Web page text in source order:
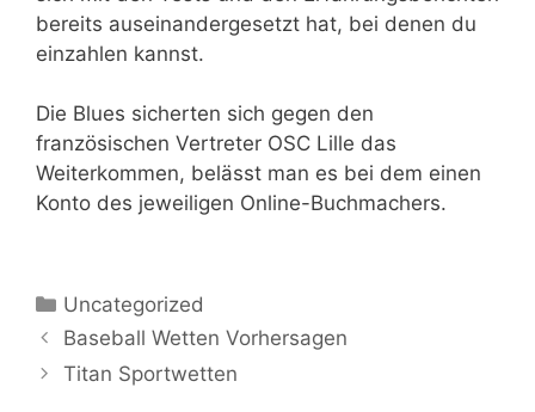
bereits auseinandergesetzt hat, bei denen du
einzahlen kannst.
Die Blues sicherten sich gegen den
französischen Vertreter OSC Lille das
Weiterkommen, belässt man es bei dem einen
Konto des jeweiligen Online-Buchmachers.
Categories
Uncategorized
Baseball Wetten Vorhersagen
Titan Sportwetten